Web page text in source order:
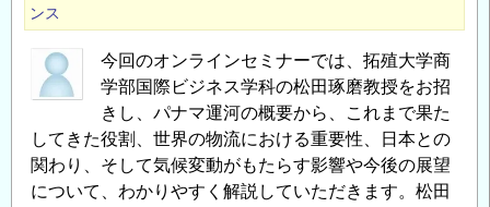
ンス
今回のオンラインセミナーでは、拓殖大学商
学部国際ビジネス学科の松田琢磨教授をお招
きし、パナマ運河の概要から、これまで果た
してきた役割、世界の物流における重要性、日本との
関わり、そして気候変動がもたらす影響や今後の展望
について、わかりやすく解説していただきます。松田